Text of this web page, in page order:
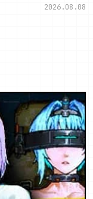
2026.08.08